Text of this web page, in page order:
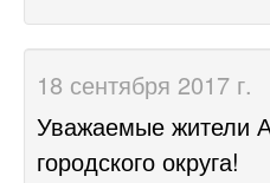
18 сентября 2017 г.
Уважаемые жители
городского округа!